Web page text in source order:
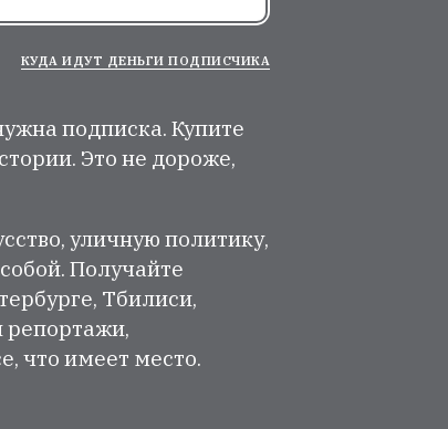
КУДА ИДУТ ДЕНЬГИ ПОДПИСЧИКА
подписка. Купите
Это не дороже,
уличную политику,
Получайте
Тбилиси,
репортажи,
что имеет место.